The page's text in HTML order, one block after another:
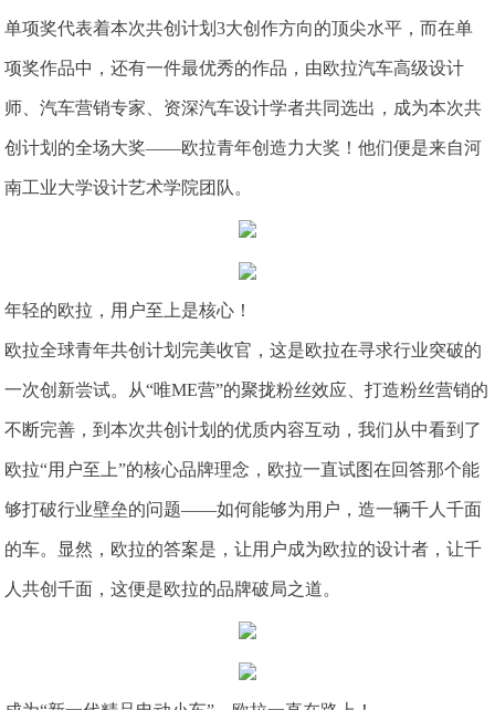
单项奖代表着本次共创计划3大创作方向的顶尖水平，而在单
项奖作品中，还有一件最优秀的作品，由欧拉汽车高级设计
师、汽车营销专家、资深汽车设计学者共同选出，成为本次共
创计划的全场大奖——欧拉青年创造力大奖！他们便是来自河
南工业大学设计艺术学院团队。
年轻的欧拉，用户至上是核心！
欧拉全球青年共创计划完美收官，这是欧拉在寻求行业突破的
一次创新尝试。从“唯ME营”的聚拢粉丝效应、打造粉丝营销的
不断完善，到本次共创计划的优质内容互动，我们从中看到了
欧拉“用户至上”的核心品牌理念，欧拉一直试图在回答那个能
够打破行业壁垒的问题——如何能够为用户，造一辆千人千面
的车。显然，欧拉的答案是，让用户成为欧拉的设计者，让千
人共创千面，这便是欧拉的品牌破局之道。